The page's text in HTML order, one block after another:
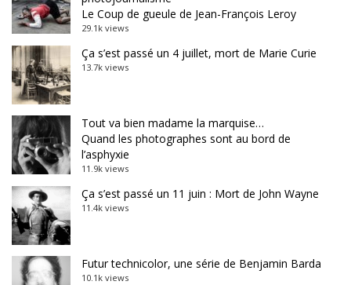
Le Coup de gueule de Jean-François Leroy
29.1k views
Ça s’est passé un 4 juillet, mort de Marie Curie
13.7k views
Tout va bien madame la marquise…
Quand les photographes sont au bord de
l’asphyxie
11.9k views
Ça s’est passé un 11 juin : Mort de John Wayne
11.4k views
Futur technicolor, une série de Benjamin Barda
10.1k views